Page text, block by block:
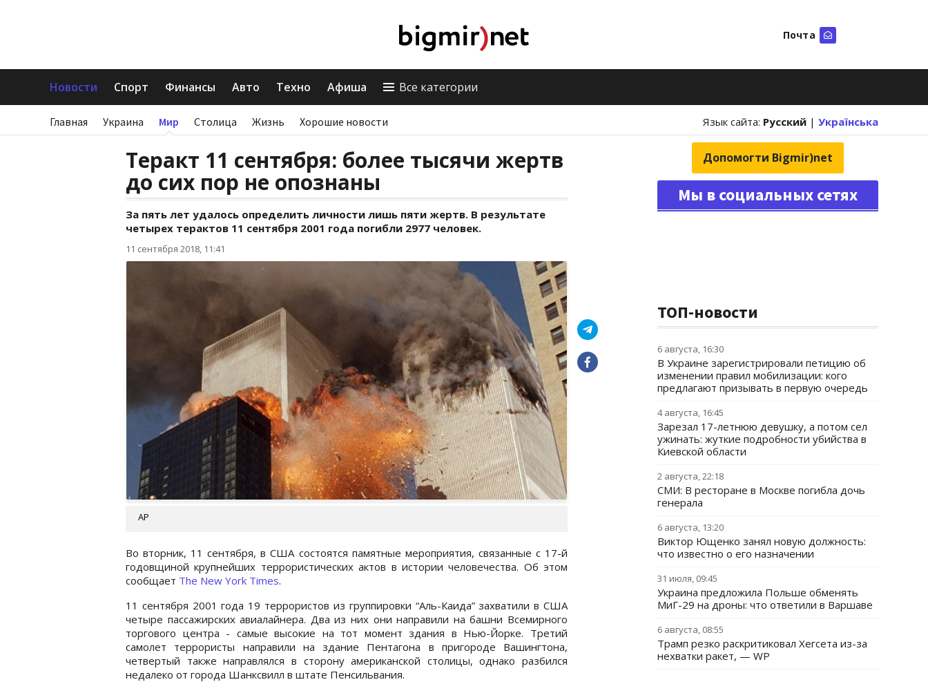
Почта
Новости Спорт Финансы Авто Техно Афиша Все категории
Главная Украина Мир Столица Жизнь Хорошие новости Язык сайта: Русский | Українська
Теракт 11 сентября: более тысячи жертв
до сих пор не опознаны
За пять лет удалось определить личности лишь пяти жертв. В результате
четырех терактов 11 сентября 2001 года погибли 2977 человек.
11 сентября 2018, 11:41
AP
Во вторник, 11 сентября, в США состоятся памятные мероприятия, связанные с 17-й
годовщиной крупнейших террористических актов в истории человечества. Об этом
сообщает The New York Times.
11 сентября 2001 года 19 террористов из группировки “Аль-Каида” захватили в США
четыре пассажирских авиалайнера. Два из них они направили на башни Всемирного
торгового центра - самые высокие на тот момент здания в Нью-Йорке. Третий
самолет террористы направили на здание Пентагона в пригороде Вашингтона,
четвертый также направлялся в сторону американской столицы, однако разбился
недалеко от города Шанксвилл в штате Пенсильвания.
Допомогти Bigmir)net
Мы в социальных сетях
ТОП-новости
6 августа, 16:30
В Украине зарегистрировали петицию об
изменении правил мобилизации: кого
предлагают призывать в первую очередь
4 августа, 16:45
Зарезал 17-летнюю девушку, а потом сел
ужинать: жуткие подробности убийства в
Киевской области
2 августа, 22:18
СМИ: В ресторане в Москве погибла дочь
генерала
6 августа, 13:20
Виктор Ющенко занял новую должность:
что известно о его назначении
31 июля, 09:45
Украина предложила Польше обменять
МиГ-29 на дроны: что ответили в Варшаве
6 августа, 08:55
Трамп резко раскритиковал Хегсета из-за
нехватки ракет, — WP